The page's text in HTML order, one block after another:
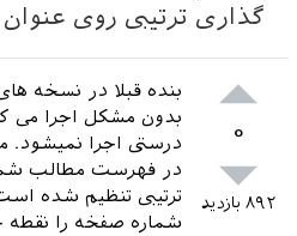
گذاری ترتیبی روی
۰
۸۹۲ بازدید
بنده قبلا در نسخه
بدون مشکل اجرا می
درستی اجرا نمیشود.
در فهرست مطالب
ترتیبی تنظیم شده
شماره صفخه را نقطه